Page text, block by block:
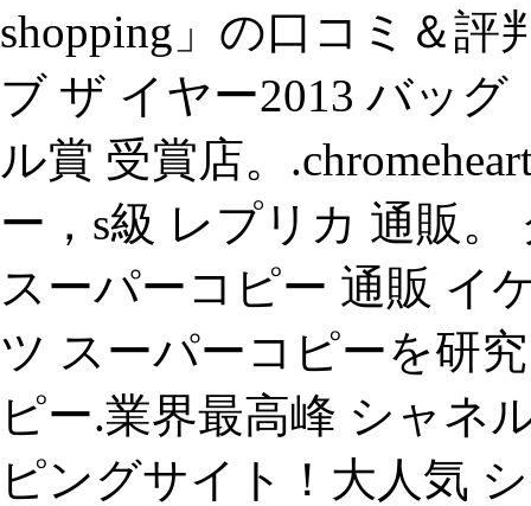
shopping」の口コミ＆評
ブ ザ イヤー2013 バッ
ル賞 受賞店。
ー，s級 レプリカ 通販
スーパーコピー 通販 イ
ツ スーパーコピーを研
ピー.業界最高峰 シャネ
ピングサイト！大人気